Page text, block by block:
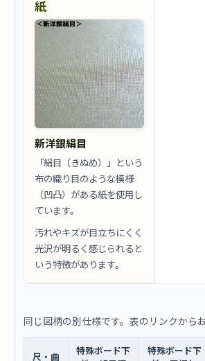
新洋銀絹目
「絹目（きぬめ）」という
布の織り目のような模様
（凹凸）がある紙を使用し
ています。
汚れやキズが目立ちにくく
光沢が明るく感じられると
いう特徴があります。
同じ図柄の別仕様です。表のリンクから
尺・曲
特殊ボード下
特殊ボード下